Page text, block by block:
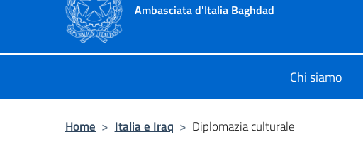
Ambasciata d'Italia Baghdad
Chi siamo
Home > Italia e Iraq > Diplomazia culturale